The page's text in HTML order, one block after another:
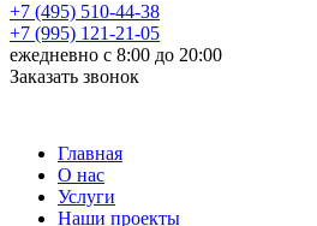
+7 (495) 510-44-38
+7 (995) 121-21-05
ежедневно с 8:00 до 20:00
Заказать звонок
Главная
О нас
Услуги
Наши проекты